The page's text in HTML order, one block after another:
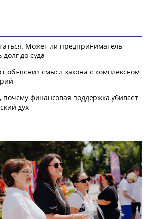
Может ли предприниматель
долг до суда
объяснил смысл закона о комплексном
почему финансовая поддержка убивает
дух